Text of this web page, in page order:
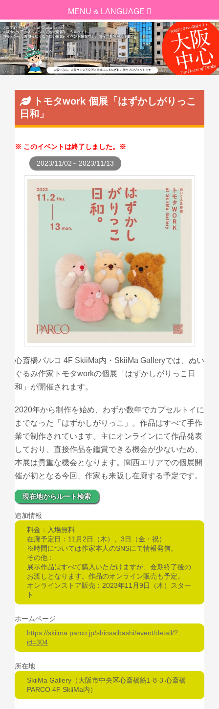
トモタwork 個展「はずかしがりっこ
日和」
このイベントは終了しました。
2023/11/02～2023/11/13
心斎橋パルコ 4F SkiiMa内・SkiiMa Galleryでは、ぬい
ぐるみ作家トモタworkの個展「はずかしがりっこ日
和」が開催されます。
2020年から制作を始め、わずか数年でカプセルトイに
までなった「はずかしがりっこ」。作品はすべて手作
業で制作されています。主にオンラインにて作品発表
しており、直接作品を鑑賞できる機会が少ないため、
本展は貴重な機会となります。関西エリアでの個展開
催が初となる今回、作家も来阪し在廊する予定です。
現在地からルート検索
追加情報
料金：入場無料
在廊予定日：11月2日（木）、3日（金・祝）
※時間については作家本人のSNSにて情報発信。
その他：
展示作品はすべて購入いただけますが、会期終了後の
お渡しとなります。作品のオンライン販売も予定。
オンラインストア販売：2023年11月9日（木）スター
ト
ホームページ
https://skiima.parco.jp/shinsaibashi/event/detail/?
id=304
所在地
SkiiMa Gallery（大阪市中央区心斎橋筋1-8-3 心斎橋
PARCO 4F SkiiMa内）